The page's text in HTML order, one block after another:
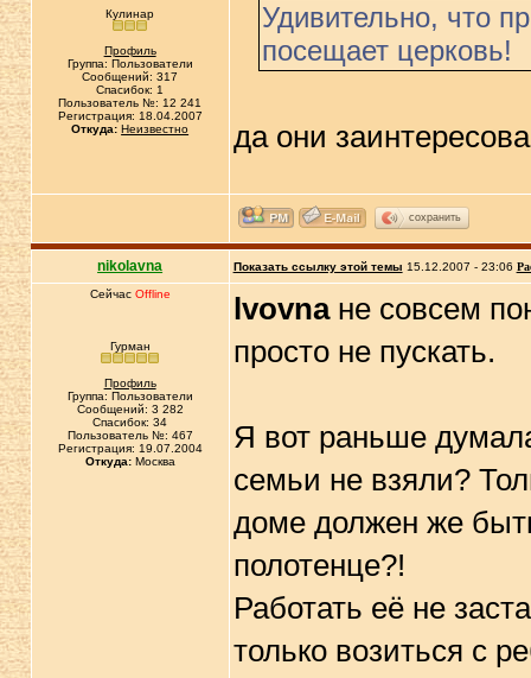
Кулинар
Профиль
Группа: Пользователи
Сообщений: 317
Спасибок: 1
Пользователь №: 12 241
Регистрация: 18.04.2007
Откуда: Неизвестно
Удивительно, что
посещает церковь!
да они
сохранить
nikolavna Показать ссылку этой темы 15.12.2007 - 23:06
Сейчас Offline
Гурман
Профиль
Группа: Пользователи
Сообщений: 3 282
Спасибок: 34
Пользователь №: 467
Регистрация: 19.07.2004
Откуда:Москва
lvovnaне совсем
просто не пускать.
Я вот раньше
семьи не взяли?
доме должен же
полотенце?!
Работать её не
только возиться с